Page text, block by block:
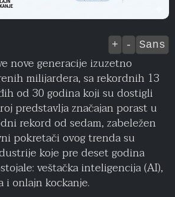
+ - Sans
nove generacije izuzetno
milijardera, sa rekordnih 13
od 30 godina koji su dostigli
predstavlja značajan porast u
rekord od sedam, zabeležen
pokretači ovog trenda su
koje pre deset godina
veštačka inteligencija (AI),
onlajn kockanje.